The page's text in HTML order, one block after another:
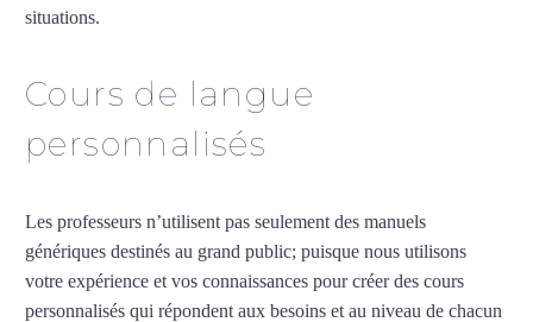
situations.
Cours de langue
personnalisés
Les professeurs n’utilisent pas seulement des manuels
génériques destinés au grand public; puisque nous utilisons
votre expérience et vos connaissances pour créer des cours
personnalisés qui répondent aux besoins et au niveau de chacun